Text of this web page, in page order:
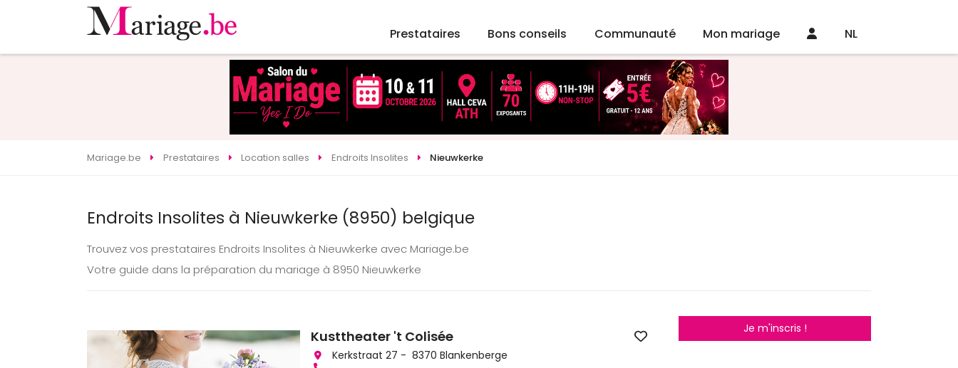
Prestataires Bons conseils Communauté Mon mariage NL
Mariage.be Prestataires Location salles Endroits Insolites Nieuwkerke
Endroits Insolites à Nieuwkerke (8950) belgique
Trouvez vos prestataires Endroits Insolites à Nieuwkerke avec Mariage.be
Votre guide dans la préparation du mariage à 8950 Nieuwkerke
Kusttheater 't Colisée
Kerkstraat 27 - 8370 Blankenberge
Je m'inscris !